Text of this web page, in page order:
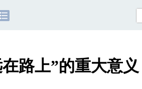
路上”的重大意义